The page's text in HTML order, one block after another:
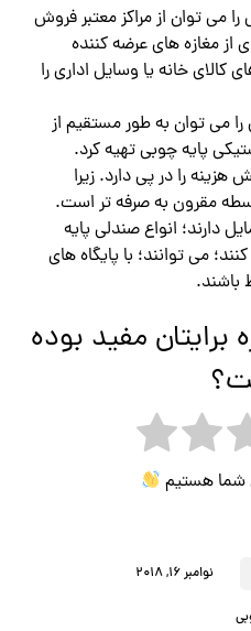
می توان از مراکز معتبر فروش
از مغازه های عرضه کننده
خانه یا وسایل اداری را
می توان به طور مستقیم از
پایه چوبی تهیه کرد.
را در پی دارد. زیرا
مقرون به صرفه تر است.
دارند؛ انواع صندلی پایه
می توانند؛ با پایگاه های
باشند.
مفید بوده
شما هستیم
نوامبر ۱۶, ۲۰۱۸